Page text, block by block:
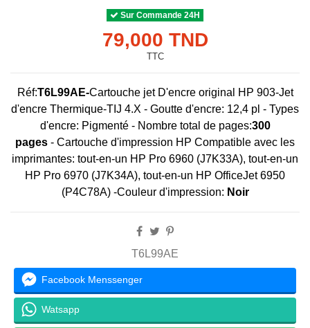
Sur Commande 24H
79,000 TND
TTC
Réf:T6L99AE-Cartouche jet D'encre original HP 903-Jet
d'encre Thermique-TIJ 4.X - Goutte d'encre: 12,4 pl - Types
d'encre: Pigmenté - Nombre total de pages:300
pages - Cartouche d'impression HP Compatible avec les
imprimantes: tout-en-un HP Pro 6960 (J7K33A), tout-en-un
HP Pro 6970 (J7K34A), tout-en-un HP OfficeJet 6950
(P4C78A) -Couleur d'impression: Noir
T6L99AE
Facebook Menssenger
Watsapp